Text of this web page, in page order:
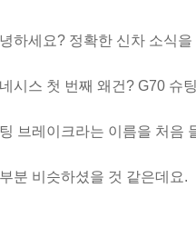
하세요? 정확한 신차 소식
시스 첫 번째 왜건? G70 슈
브레이크라는 이름을 처음
분 비슷하셨을 것 같은데요.